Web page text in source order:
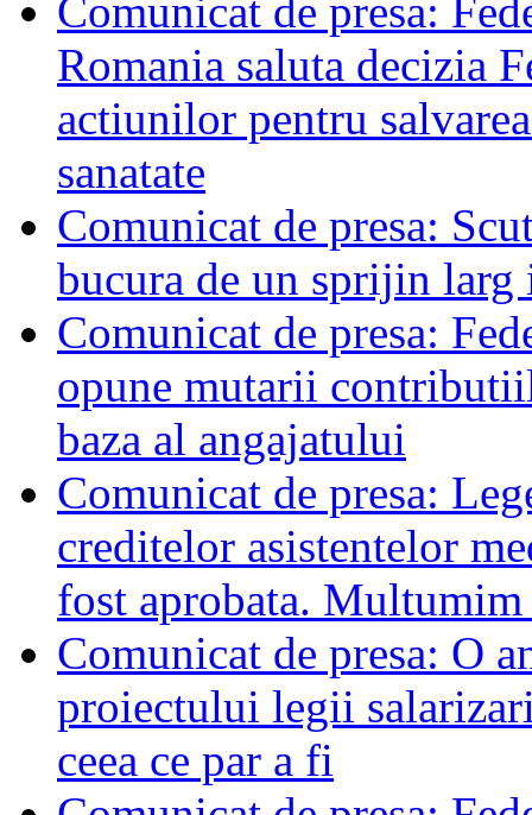
Comunicat de presa:
Romania saluta decizia
actiunilor pentru
sanatate
Comunicat de presa:
bucura de un sprijin
Comunicat de presa:
opune mutarii
baza al angajatului
Comunicat de presa:
creditelor asistentelor
fost aprobata.
Comunicat de presa: O
proiectului legii
ceea ce par a fi